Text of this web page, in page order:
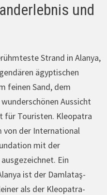
und
Strand in Alanya,
ägyptischen
feinen Sand, dem
Aussicht
für Touristen. Kleopatra
von der International
mit der
Ein
ist der Damlataş-
als der Kleopatra-